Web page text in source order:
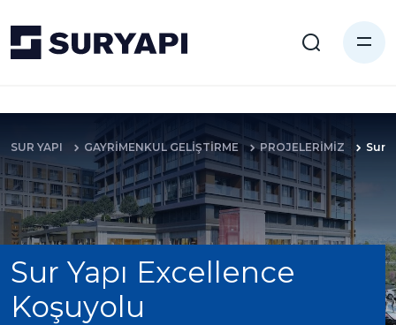
SUR YAPI GAYRİMENKUL GELİŞTİRME PROJELERİMİZ Sur
Sur Yapı Excellence
Koşuyolu